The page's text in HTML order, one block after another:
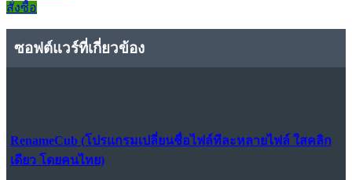
สั่งซื้อ
ซอฟต์แวร์ที่เกี่ยวข้อง
RenameCub (โปรแกรมเปลี่ยนชื่อไฟล์ทีละหลายไฟล์ ใสคลิก
เดียว โดยคนไทย)